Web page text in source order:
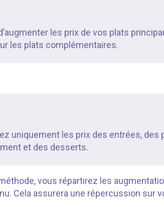
les prix de vos plats
les plats complémentaires.
uniquement les prix des entrées, des
et des desserts.
vous répartirez les
Cela assurera une répercussion sur